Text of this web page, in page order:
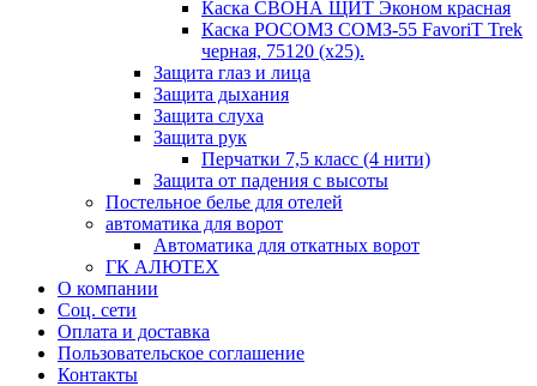
Каска СВОНА ЩИТ Эконом красная
Каска РОСОМЗ СОМЗ-55 FavoriT Trek
черная, 75120 (х25).
Защита глаз и лица
Защита дыхания
Защита слуха
Защита рук
Перчатки 7,5 класс (4 нити)
Защита от падения с высоты
Постельное белье для отелей
автоматика для ворот
Автоматика для откатных ворот
ГК АЛЮТЕХ
О компании
Соц. сети
Оплата и доставка
Пользовательское соглашение
Контакты